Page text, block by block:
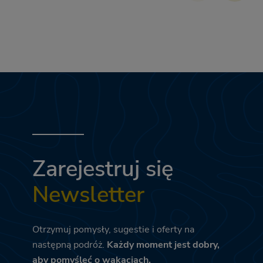
Zarejestruj się
Newsletter
Otrzymuj pomysły, sugestie i oferty na
następną podróż. Każdy moment jest dobry,
aby pomyśleć o wakacjach.